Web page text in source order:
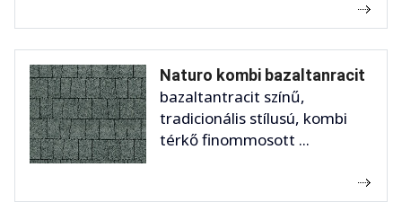
Naturo kombi bazaltanracit
bazaltantracit színű,
tradicionális stílusú, kombi
térkő finommosott ...